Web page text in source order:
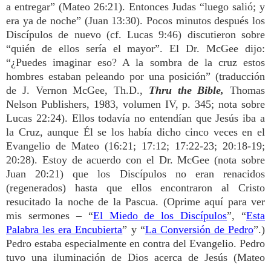
a entregar” (Mateo 26:21). Entonces Judas “luego salió; y
era ya de noche” (Juan 13:30). Pocos minutos después los
Discípulos de nuevo (cf. Lucas 9:46) discutieron sobre
“quién de ellos sería el mayor”. El Dr. McGee dijo:
“¿Puedes imaginar eso? A la sombra de la cruz estos
hombres estaban peleando por una posición” (traducción
de J. Vernon McGee, Th.D., Thru the Bible, Thomas
Nelson Publishers, 1983, volumen IV, p. 345; nota sobre
Lucas 22:24). Ellos todavía no entendían que Jesús iba a
la Cruz, aunque Él se los había dicho cinco veces en el
Evangelio de Mateo (16:21; 17:12; 17:22-23; 20:18-19;
20:28). Estoy de acuerdo con el Dr. McGee (nota sobre
Juan 20:21) que los Discípulos no eran renacidos
(regenerados) hasta que ellos encontraron al Cristo
resucitado la noche de la Pascua. (Oprime aquí para ver
mis sermones – “El Miedo de los Discípulos”, “Esta
Palabra les era Encubierta” y “La Conversión de Pedro”.)
Pedro estaba especialmente en contra del Evangelio. Pedro
tuvo una iluminación de Dios acerca de Jesús (Mateo